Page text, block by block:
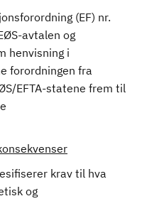
(EF) nr.
avtalen og
henvisning i
forordningen fra
EFTA-statene frem til
krav til hva
og